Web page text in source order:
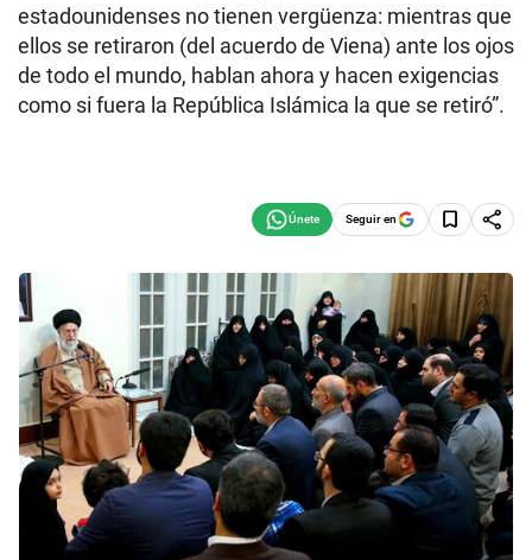
estadounidenses no tienen vergüenza: mientras que
ellos se retiraron (del acuerdo de Viena) ante los ojos
de todo el mundo, hablan ahora y hacen exigencias
como si fuera la República Islámica la que se retiró”.
Seguir en